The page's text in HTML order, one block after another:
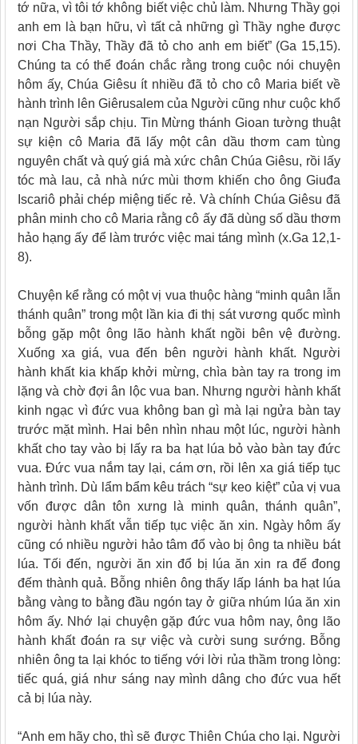
tớ nữa, vì tôi tớ không biết việc chủ làm. Nhưng Thầy gọi
anh em là bạn hữu, vì tất cả những gì Thầy nghe được
nơi Cha Thầy, Thầy đã tỏ cho anh em biết” (Ga 15,15).
Chúng ta có thể đoán chắc rằng trong cuộc nói chuyện
hôm ấy, Chúa Giêsu ít nhiều đã tỏ cho cô Maria biết về
hành trình lên Giêrusalem của Người cũng như cuộc khổ
nạn Người sắp chịu. Tin Mừng thánh Gioan tường thuật
sự kiện cô Maria đã lấy một cân dầu thơm cam tùng
nguyên chất và quý giá mà xức chân Chúa Giêsu, rồi lấy
tóc mà lau, cả nhà nức mùi thơm khiến cho ông Giuđa
Iscariô phải chép miệng tiếc rẻ. Và chính Chúa Giêsu đã
phân minh cho cô Maria rằng cô ấy đã dùng số dầu thơm
hảo hạng ấy để làm trước việc mai táng mình (x.Ga 12,1-
8).
Chuyện kể rằng có một vị vua thuộc hàng “minh quân lẫn
thánh quân” trong một lần kia đi thị sát vương quốc mình
bỗng gặp một ông lão hành khất ngồi bên vệ đường.
Xuống xa giá, vua đến bên người hành khất. Người
hành khất kia khấp khởi mừng, chìa bàn tay ra trong im
lặng và chờ đợi ân lộc vua ban. Nhưng người hành khất
kinh ngạc vì đức vua không ban gì mà lại ngửa bàn tay
trước mặt mình. Hai bên nhìn nhau một lúc, người hành
khất cho tay vào bị lấy ra ba hạt lúa bỏ vào bàn tay đức
vua. Đức vua nắm tay lại, cám ơn, rồi lên xa giá tiếp tục
hành trình. Dù lẩm bẩm kêu trách “sự keo kiệt” của vị vua
vốn được dân tôn xưng là minh quân, thánh quân”,
người hành khất vẫn tiếp tục việc ăn xin. Ngày hôm ấy
cũng có nhiều người hảo tâm đổ vào bị ông ta nhiều bát
lúa. Tối đến, người ăn xin đổ bị lúa ăn xin ra để đong
đếm thành quả. Bỗng nhiên ông thấy lấp lánh ba hạt lúa
bằng vàng to bằng đầu ngón tay ở giữa nhúm lúa ăn xin
hôm ấy. Nhớ lại chuyện gặp đức vua hôm nay, ông lão
hành khất đoán ra sự việc và cười sung sướng. Bỗng
nhiên ông ta lại khóc to tiếng với lời rủa thầm trong lòng:
tiếc quá, giá như sáng nay mình dâng cho đức vua hết
cả bị lúa này.
“Anh em hãy cho, thì sẽ được Thiên Chúa cho lại. Người